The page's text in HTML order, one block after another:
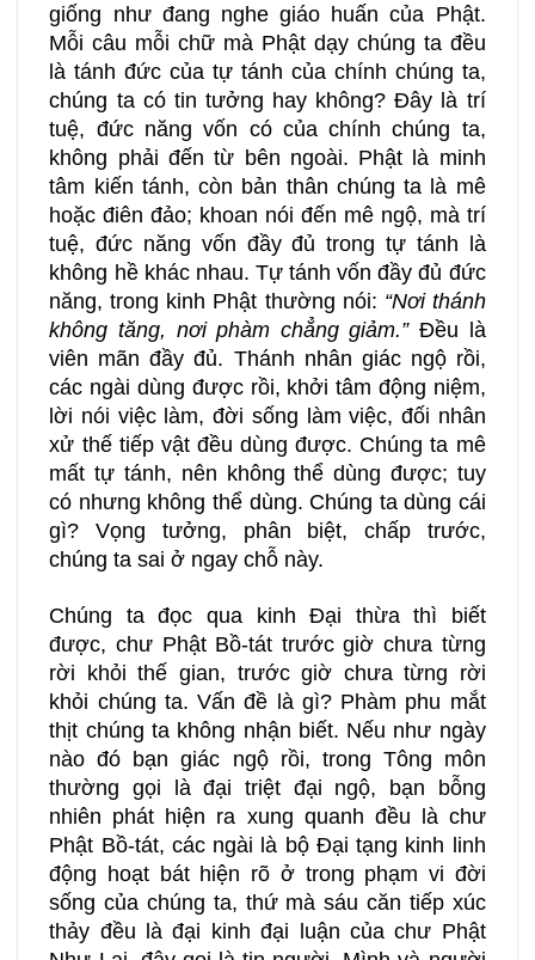
giống như đang nghe giáo huấn của Phật.
Mỗi câu mỗi chữ mà Phật dạy chúng ta đều
là tánh đức của tự tánh của chính chúng ta,
chúng ta có tin tưởng hay không? Đây là trí
tuệ, đức năng vốn có của chính chúng ta,
không phải đến từ bên ngoài. Phật là minh
tâm kiến tánh, còn bản thân chúng ta là mê
hoặc điên đảo; khoan nói đến mê ngộ, mà trí
tuệ, đức năng vốn đầy đủ trong tự tánh là
không hề khác nhau. Tự tánh vốn đầy đủ đức
năng, trong kinh Phật thường nói: “Nơi thánh
không tăng, nơi phàm chẳng giảm.”Đều là
viên mãn đầy đủ. Thánh nhân giác ngộ rồi,
các ngài dùng được rồi, khởi tâm động niệm,
lời nói việc làm, đời sống làm việc, đối nhân
xử thế tiếp vật đều dùng được. Chúng ta mê
mất tự tánh, nên không thể dùng được; tuy
có nhưng không thể dùng. Chúng ta dùng cái
gì? Vọng tưởng, phân biệt, chấp trước,
chúng ta sai ở ngay chỗ này.
Chúng ta đọc qua kinh Đại thừa thì biết
được, chư Phật Bồ-tát trước giờ chưa từng
rời khỏi thế gian, trước giờ chưa từng rời
khỏi chúng ta. Vấn đề là gì? Phàm phu mắt
thịt chúng ta không nhận biết. Nếu như ngày
nào đó bạn giác ngộ rồi, trong Tông môn
thường gọi là đại triệt đại ngộ, bạn bỗng
nhiên phát hiện ra xung quanh đều là chư
Phật Bồ-tát, các ngài là bộ Đại tạng kinh linh
động hoạt bát hiện rõ ở trong phạm vi đời
sống của chúng ta, thứ mà sáu căn tiếp xúc
thảy đều là đại kinh đại luận của chư Phật